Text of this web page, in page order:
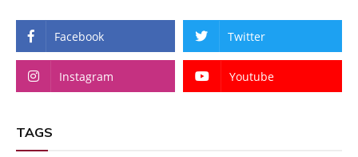
Facebook Twitter
Instagram Youtube
TAGS